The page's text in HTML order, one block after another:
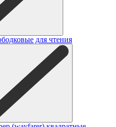
для чтения